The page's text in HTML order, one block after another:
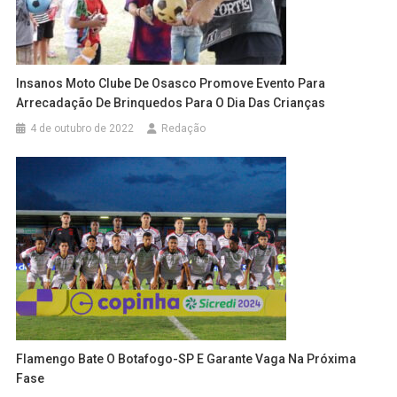
Insanos Moto Clube De Osasco Promove Evento Para
Arrecadação De Brinquedos Para O Dia Das Crianças
4 de outubro de 2022 Redação
Flamengo Bate O Botafogo-SP E Garante Vaga Na Próxima
Fase